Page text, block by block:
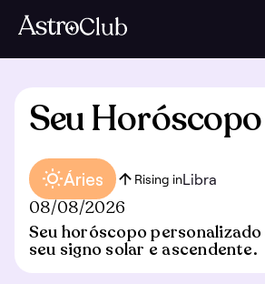
Seu Horóscopo
Áries Rising inLibra
08/08/2026
Seu horóscopo
seu signo solar e ascendente.